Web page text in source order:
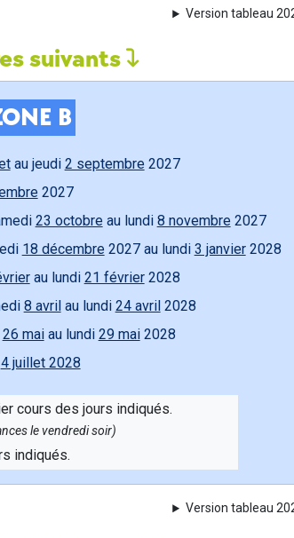
Version tableau
suivants
B
au jeudi 2 septembre 2027
2027
23 octobre au lundi 8 novembre 2027
18 décembre 2027 au lundi 3 janvier2028
au lundi 21 février2028
8 avril au lundi 24 avril 2028
26 maiau lundi 29 mai2028
4 juillet 2028
cours des jours indiqués.
le vendredi soir)
indiqués.
Version tableau